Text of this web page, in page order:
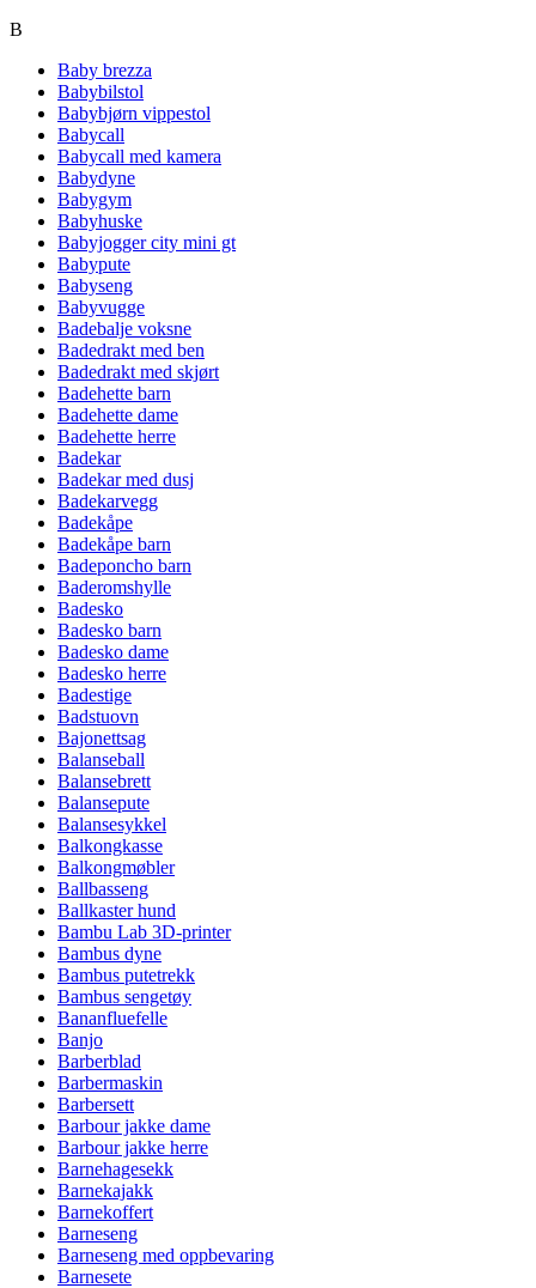
B
Baby brezza
Babybilstol
Babybjørn vippestol
Babycall
Babycall med kamera
Babydyne
Babygym
Babyhuske
Babyjogger city mini gt
Babypute
Babyseng
Babyvugge
Badebalje voksne
Badedrakt med ben
Badedrakt med skjørt
Badehette barn
Badehette dame
Badehette herre
Badekar
Badekar med dusj
Badekarvegg
Badekåpe
Badekåpe barn
Badeponcho barn
Baderomshylle
Badesko
Badesko barn
Badesko dame
Badesko herre
Badestige
Badstuovn
Bajonettsag
Balanseball
Balansebrett
Balansepute
Balansesykkel
Balkongkasse
Balkongmøbler
Ballbasseng
Ballkaster hund
Bambu Lab 3D-printer
Bambus dyne
Bambus putetrekk
Bambus sengetøy
Bananfluefelle
Banjo
Barberblad
Barbermaskin
Barbersett
Barbour jakke dame
Barbour jakke herre
Barnehagesekk
Barnekajakk
Barnekoffert
Barneseng
Barneseng med oppbevaring
Barnesete